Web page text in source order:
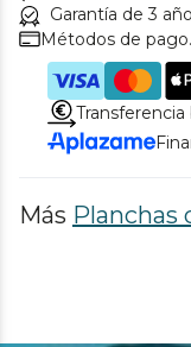
Garantía de 3
Métodos de pago.
Transferencia
Más Planchas